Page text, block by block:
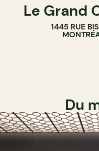
Le Grand
1445 RUE
Du